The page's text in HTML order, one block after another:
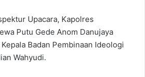
Upacara, Kapolres
Putu Gede Anom Danujaya
Badan Pembinaan Ideologi
Wahyudi.